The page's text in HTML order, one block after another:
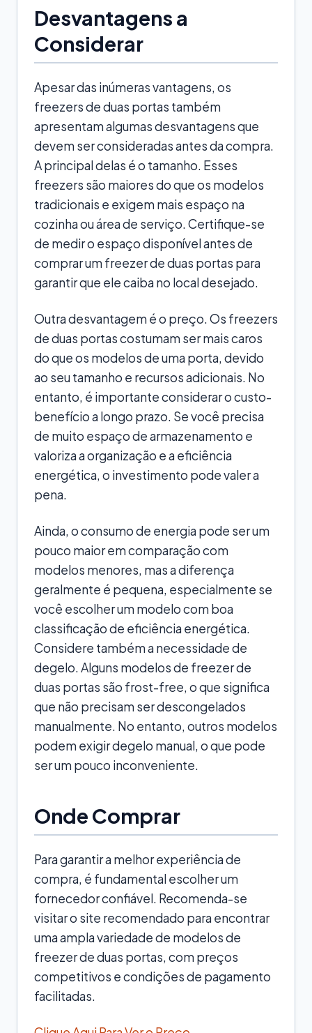
Desvantagens a
Considerar
Apesar das inúmeras vantagens, os
freezers de duas portas também
apresentam algumas desvantagens que
devem ser consideradas antes da compra.
A principal delas é o tamanho. Esses
freezers são maiores do que os modelos
tradicionais e exigem mais espaço na
cozinha ou área de serviço. Certifique-se
de medir o espaço disponível antes de
comprar um freezer de duas portas para
garantir que ele caiba no local desejado.
Outra desvantagem é o preço. Os freezers
de duas portas costumam ser mais caros
do que os modelos de uma porta, devido
ao seu tamanho e recursos adicionais. No
entanto, é importante considerar o custo-
benefício a longo prazo. Se você precisa
de muito espaço de armazenamento e
valoriza a organização e a eficiência
energética, o investimento pode valer a
pena.
Ainda, o consumo de energia pode ser um
pouco maior em comparação com
modelos menores, mas a diferença
geralmente é pequena, especialmente se
você escolher um modelo com boa
classificação de eficiência energética.
Considere também a necessidade de
degelo. Alguns modelos de freezer de
duas portas são frost-free, o que significa
que não precisam ser descongelados
manualmente. No entanto, outros modelos
podem exigir degelo manual, o que pode
ser um pouco inconveniente.
Onde Comprar
Para garantir a melhor experiência de
compra, é fundamental escolher um
fornecedor confiável. Recomenda-se
visitar o site recomendado para encontrar
uma ampla variedade de modelos de
freezer de duas portas, com preços
competitivos e condições de pagamento
facilitadas.